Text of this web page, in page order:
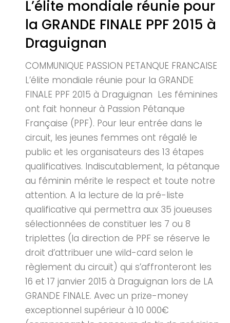
L’élite mondiale réunie pour
la GRANDE FINALE PPF 2015 à
Draguignan
COMMUNIQUE PASSION PETANQUE FRANCAISE
L’élite mondiale réunie pour la GRANDE
FINALE PPF 2015 à Draguignan Les féminines
ont fait honneur à Passion Pétanque
Française (PPF). Pour leur entrée dans le
circuit, les jeunes femmes ont régalé le
public et les organisateurs des 13 étapes
qualificatives. Indiscutablement, la pétanque
au féminin mérite le respect et toute notre
attention. A la lecture de la pré-liste
qualificative qui permettra aux 35 joueuses
sélectionnées de constituer les 7 ou 8
triplettes (la direction de PPF se réserve le
droit d’attribuer une wild-card selon le
règlement du circuit) qui s’affronteront les
16 et 17 janvier 2015 à Draguignan lors de LA
GRANDE FINALE. Avec un prize-money
exceptionnel supérieur à 10 000€